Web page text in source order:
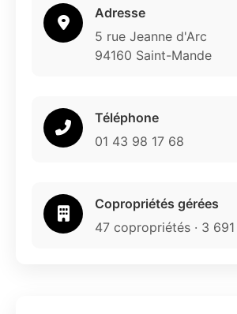
Adresse
5 rue Jeanne d'Arc
94160 Saint-Mande
Téléphone
01 43 98 17 68
Copropriétés gérées
47 copropriétés · 3